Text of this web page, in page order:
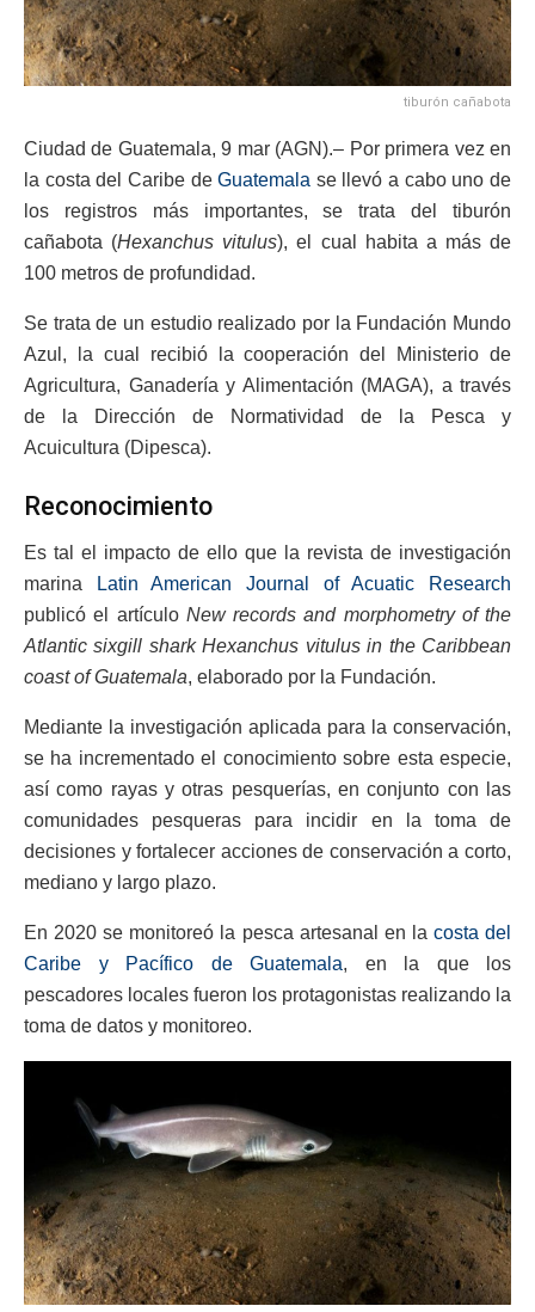
tiburón cañabota
Ciudad de Guatemala, 9 mar (AGN).– Por primera vez en
la costa del Caribe deGuatemala se llevó a cabo uno de
los registros más importantes, se trata del tiburón
cañabota (Hexanchus vitulus), el cual habita a más de
100 metros de profundidad.
Se trata de un estudio realizado por la Fundación Mundo
Azul, la cual recibió la cooperación del Ministerio de
Agricultura, Ganadería y Alimentación (MAGA), a través
de la Dirección de Normatividad de la Pesca y
Acuicultura (Dipesca).
Reconocimiento
Es tal el impacto de ello que la revista de investigación
marina Latin American Journal of Acuatic Research
publicó el artículo New records and morphometry of the
Atlantic sixgill shark Hexanchus vitulus in the Caribbean
coast of Guatemala, elaborado por la Fundación.
Mediante la investigación aplicada para la conservación,
se ha incrementado el conocimiento sobre esta especie,
así como rayas y otras pesquerías, en conjunto con las
comunidades pesqueras para incidir en la toma de
decisiones y fortalecer acciones de conservación a corto,
mediano y largo plazo.
En 2020 se monitoreó la pesca artesanal en la costa del
Caribe y Pacífico de Guatemala, en la que los
pescadores locales fueron los protagonistas realizando la
toma de datos y monitoreo.